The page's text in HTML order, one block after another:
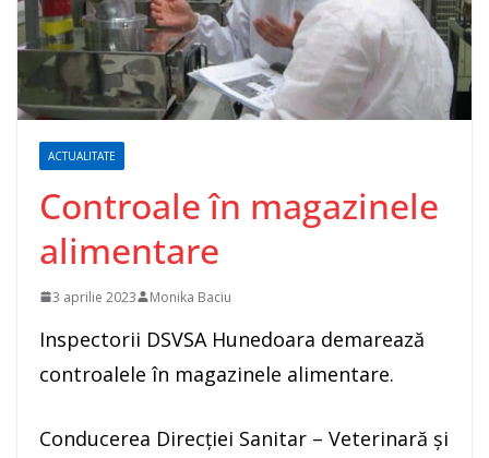
ACTUALITATE
Controale în magazinele
alimentare
3 aprilie 2023 Monika Baciu
Inspectorii DSVSA Hunedoara demarează
controalele în magazinele alimentare.
Conducerea Direcției Sanitar – Veterinară și